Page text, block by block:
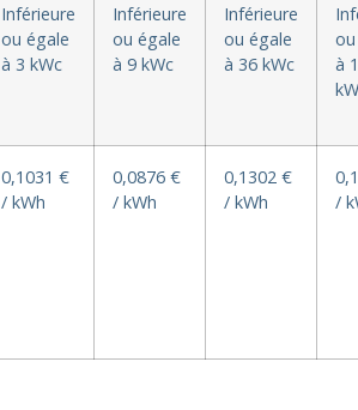
Inférieure
ou égale
à 3 kWc
Inférieure
ou égale
à 9 kWc
Inférieure
ou égale
à 36 kWc
à
0,1031 €
/ kWh
0,0876 €
/ kWh
0,1302 €
/ kWh
/